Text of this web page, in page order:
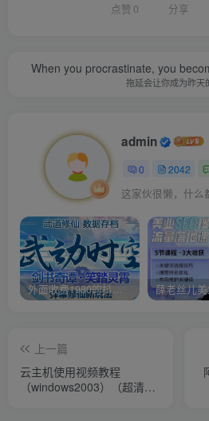
点赞 0 分享
When you procrastinate, you
拖延会让你成为昨天
admin
0 2042
这家伙很懒，什么
外面收费1980的抖音武动时空直播项目，无需真人出镜，实时互动直播【软件+详细教程】
上一篇
云主机使用视频教程
（windows2003）（超清）